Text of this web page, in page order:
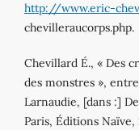
http://www.eric-
chevilleraucorps.php.
Chevillard É., « Des
des monstres »,
Larnaudie, [dans :]
Paris, Éditions Naïve,